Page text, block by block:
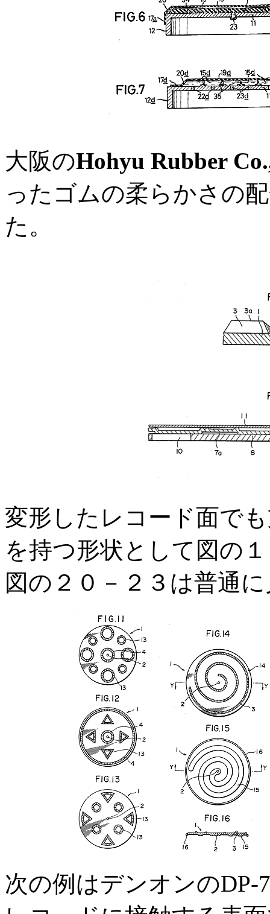
大阪のHohyu Rubber
ったゴムの柔らかさの
た。
変形したレコード面で
を持つ形状として図の
図の２０－２３は普通
次の例はデンオンの